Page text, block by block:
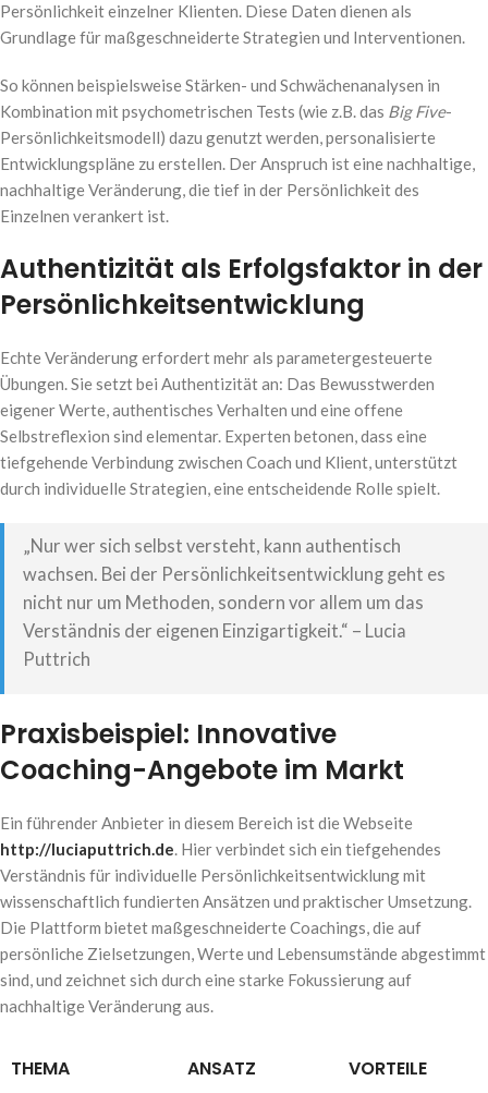
Persönlichkeit einzelner Klienten. Diese Daten dienen als
Grundlage für maßgeschneiderte Strategien und Interventionen.
So können beispielsweise Stärken- und Schwächenanalysen in
Kombination mit psychometrischen Tests (wie z.B. das Big Five-
Persönlichkeitsmodell) dazu genutzt werden, personalisierte
Entwicklungspläne zu erstellen. Der Anspruch ist eine nachhaltige,
nachhaltige Veränderung, die tief in der Persönlichkeit des
Einzelnen verankert ist.
Authentizität als Erfolgsfaktor in der
Persönlichkeitsentwicklung
Echte Veränderung erfordert mehr als parametergesteuerte
Übungen. Sie setzt bei Authentizität an: Das Bewusstwerden
eigener Werte, authentisches Verhalten und eine offene
Selbstreflexion sind elementar. Experten betonen, dass eine
tiefgehende Verbindung zwischen Coach und Klient, unterstützt
durch individuelle Strategien, eine entscheidende Rolle spielt.
„Nur wer sich selbst versteht, kann authentisch
wachsen. Bei der Persönlichkeitsentwicklung geht es
nicht nur um Methoden, sondern vor allem um das
Verständnis der eigenen Einzigartigkeit.“ – Lucia
Puttrich
Praxisbeispiel: Innovative
Coaching-Angebote im Markt
Ein führender Anbieter in diesem Bereich ist die Webseite
http://luciaputtrich.de . Hier verbindet sich ein tiefgehendes
Verständnis für individuelle Persönlichkeitsentwicklung mit
wissenschaftlich fundierten Ansätzen und praktischer Umsetzung.
Die Plattform bietet maßgeschneiderte Coachings, die auf
persönliche Zielsetzungen, Werte und Lebensumstände abgestimmt
sind, und zeichnet sich durch eine starke Fokussierung auf
nachhaltige Veränderung aus.
THEMA ANSATZ VORTEILE